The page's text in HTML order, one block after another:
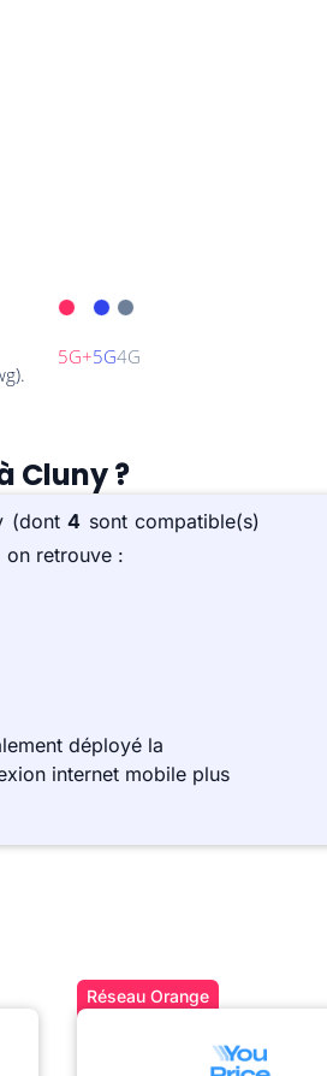
Cluny ?
(dont4 sont compatible(s)
on retrouve :
déployé la
internet mobile plus
Réseau Orange